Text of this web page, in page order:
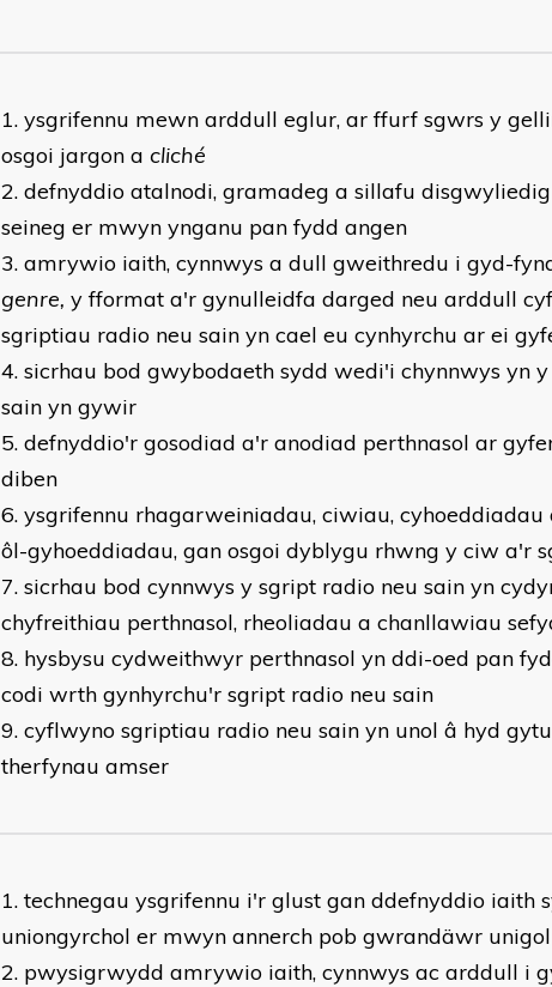
ysgrifennu mewn arddull eglur, ar ffurf sgwrs y
osgoi jargon a cliché
defnyddio atalnodi, gramadeg a sillafu
seineg er mwyn ynganu pan fydd angen
amrywio iaith, cynnwys a dull gweithredu i gyd-
genre, y fformat a'r gynulleidfa darged neu arddull
sgriptiau radio neu sain yn cael eu cynhyrchu ar ei
sicrhau bod gwybodaeth sydd wedi'i chynnwys yn
sain yn gywir
defnyddio'r gosodiad a'r anodiad perthnasol ar
diben
ysgrifennu rhagarweiniadau, ciwiau, cyhoeddiadau
ôl-gyhoeddiadau, gan osgoi dyblygu rhwng y ciw a'r
sicrhau bod cynnwys y sgript radio neu sain yn
chyfreithiau perthnasol, rheoliadau a chanllawiau
hysbysu cydweithwyr perthnasol yn ddi-oed pan
codi wrth gynhyrchu'r sgript radio neu sain
cyflwyno sgriptiau radio neu sain yn unol â hyd
therfynau amser
technegau ysgrifennu i'r glust gan ddefnyddio iaith
uniongyrchol er mwyn annerch pob gwrandäwr unigol
pwysigrwydd amrywio iaith, cynnwys ac arddull i